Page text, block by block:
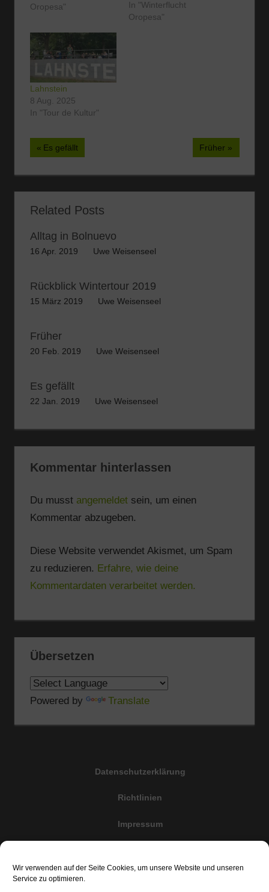
Wir verwenden auf der Seite Cookies, um unsere Website und unseren
Service zu optimieren.
Oropesa"
Frühling klopft nicht
mehr an – er ist schon
In "Winterflucht
Oropesa"
Lahnstein
8 Aug. 2025
In "Tour de Kultur"
Beitragsnavigation
Vorheriger
Es gefällt
Nächster
Früher
Related Posts
Alltag in Bolnuevo
16 Apr. 2019 Uwe Weisenseel
Rückblick Wintertour 2019
15 März 2019 Uwe Weisenseel
Früher
20 Feb. 2019 Uwe Weisenseel
Es gefällt
22 Jan. 2019 Uwe Weisenseel
Kommentar hinterlassen
Du musst angemeldetsein, um einen
Kommentar abzugeben.
Diese Website verwendet Akismet, um Spam
zu reduzieren. Erfahre, wie deine
Kommentardaten verarbeitet werden.
Übersetzen
Powered by Translate
Datenschutzerklärung
Richtlinien
Impressum